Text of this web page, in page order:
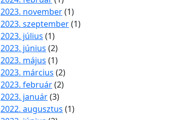
2023. november(1)
2023. szeptember(1)
2023. július (1)
2023. június (2)
2023. május (1)
2023. március (2)
2023. február(2)
2023. január(3)
2022. augusztus (1)